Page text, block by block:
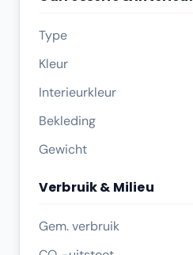
Type
Kleur
Interieurkleur
Bekleding
Gewicht
Verbruik & Milieu
Gem. verbruik